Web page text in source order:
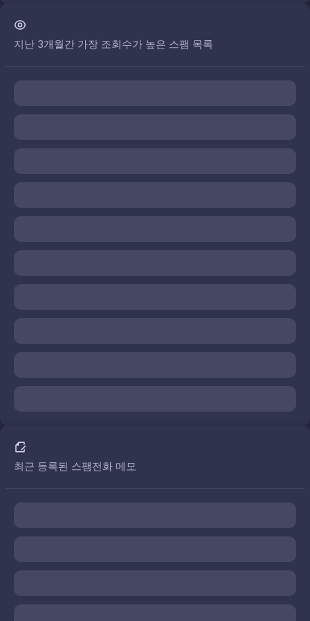
지난 3개월간 가장 조회수가 높은 스팸 목록
최근 등록된 스팸전화 메모